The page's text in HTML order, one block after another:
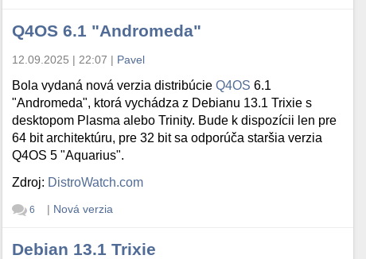
Q4OS 6.1 "Andromeda"
12.09.2025 | 22:07 | Pavel
Bola vydaná nová verzia distribúcieQ4OS 6.1
"Andromeda", ktorá vychádza z Debianu 13.1 Trixie s
desktopom Plasma alebo Trinity. Bude k dispozícii len pre
64 bit architektúru, pre 32 bit sa odporúča staršia verzia
Q4OS 5 "Aquarius".
Zdroj: DistroWatch.com
6 | Nová verzia
Debian 13.1 Trixie